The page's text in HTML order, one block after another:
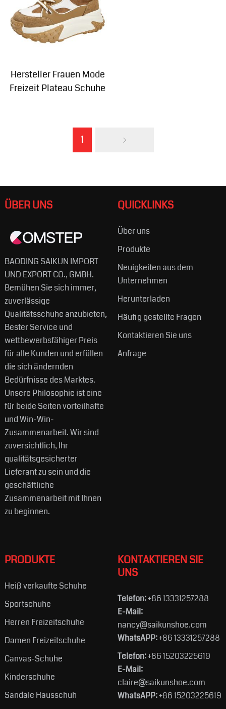
Hersteller Frauen Mode
Freizeit Plateau Schuhe
1
ÜBER UNS
BAODING SAIKUN IMPORT
UND EXPORT CO., GMBH.
Bemühen Sie sich immer,
zuverlässige
Qualitätsschuhe anzubieten,
Bester Service und
wettbewerbsfähiger Preis
für alle Kunden und erfüllen
die sich ändernden
Bedürfnisse des Marktes.
Unsere Philosophie ist eine
für beide Seiten vorteilhafte
und Win-Win-
Zusammenarbeit. Wir sind
zuversichtlich, Ihr
qualitätsgesicherter
Lieferant zu sein und die
geschäftliche
Zusammenarbeit mit Ihnen
zu beginnen.
QUICKLINKS
Über uns
Produkte
Neuigkeiten aus dem
Unternehmen
Herunterladen
Häufig gestellte Fragen
Kontaktieren Sie uns
Anfrage
PRODUKTE
Heiß verkaufte Schuhe
Sportschuhe
Herren Freizeitschuhe
Damen Freizeitschuhe
Canvas-Schuhe
Kinderschuhe
Sandale Hausschuh
KONTAKTIEREN SIE
UNS
Telefon:+86 13331257288
E-Mail:
nancy@saikunshoe.com
WhatsAPP:+86 13331257288
Telefon:+86 15203225619
E-Mail:
claire@saikunshoe.com
WhatsAPP:+86 15203225619